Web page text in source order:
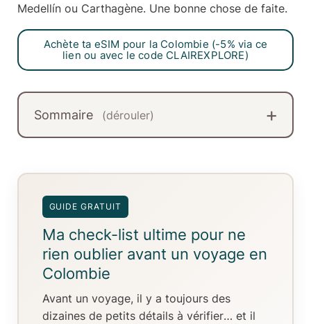
Medellín ou Carthagène. Une bonne chose de faite.
Achète ta eSIM pour la Colombie (-5% via ce
lien ou avec le code CLAIREXPLORE)
Sommaire (dérouler)
GUIDE GRATUIT
Ma check-list ultime pour ne
rien oublier avant un voyage en
Colombie
Avant un voyage, il y a toujours des
dizaines de petits détails à vérifier… et il